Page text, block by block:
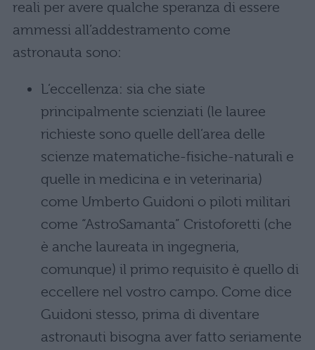
reali per avere qualche speranza di essere
ammessi all’addestramento come
astronauta sono:
L’eccellenza: sia che siate
principalmente scienziati (le lauree
richieste sono quelle dell’area delle
scienze matematiche-fisiche-naturali e
quelle in medicina e in veterinaria)
come Umberto Guidoni o piloti militari
come “AstroSamanta” Cristoforetti (che
è anche laureata in ingegneria,
comunque) il primo requisito è quello di
eccellere nel vostro campo. Come dice
Guidoni stesso, prima di diventare
astronauti bisogna aver fatto seriamente